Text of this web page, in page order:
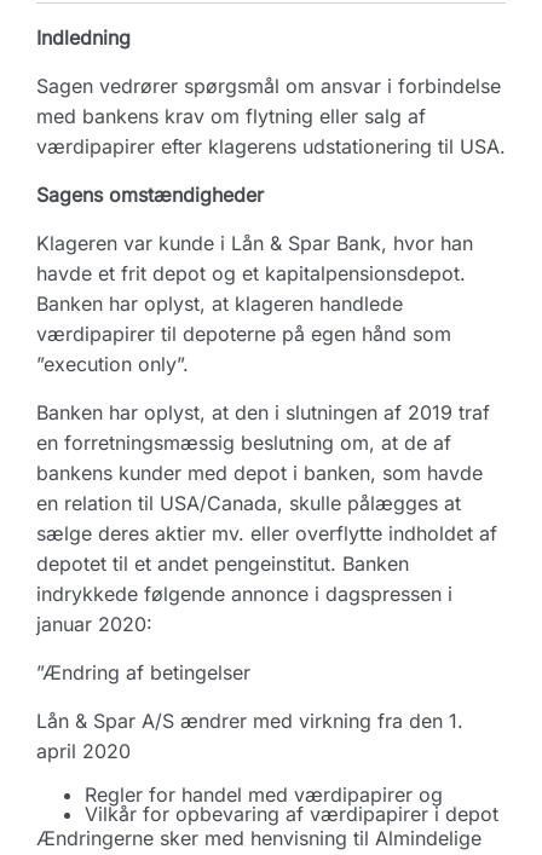
Indledning
Sagen vedrører spørgsmål om ansvar i forbindelse
med bankens krav om flytning eller salg af
værdipapirer efter klagerens udstationering til USA.
Sagens omstændigheder
Klageren var kunde i Lån & Spar Bank, hvor han
havde et frit depot og et kapitalpensionsdepot.
Banken har oplyst, at klageren handlede
værdipapirer til depoterne på egen hånd som
”execution only”.
Banken har oplyst, at den i slutningen af 2019 traf
en forretningsmæssig beslutning om, at de af
bankens kunder med depot i banken, som havde
en relation til USA/Canada, skulle pålægges at
sælge deres aktier mv. eller overflytte indholdet af
depotet til et andet pengeinstitut. Banken
indrykkede følgende annonce i dagspressen i
januar 2020:
”Ændring af betingelser
Lån & Spar A/S ændrer med virkning fra den 1.
april 2020
Regler for handel med værdipapirer og
Vilkår for opbevaring af værdipapirer i depot
Ændringerne sker med henvisning til Almindelige